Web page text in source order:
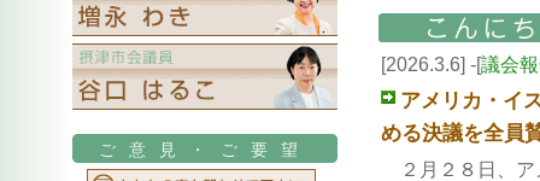
[2026.3.6] -[議会
アメリカ・イ
める決議を全員
２月２８日、 ア
ご意見・ご要望